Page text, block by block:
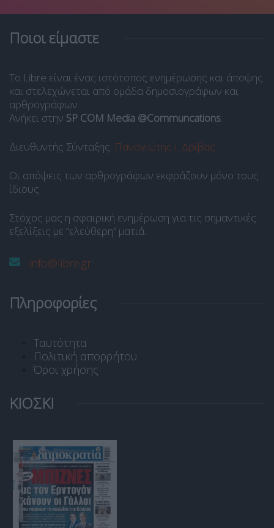
Ποιοι είμαστε
Το Libre είναι ένας ιστότοπος ενημέρωσης και άποψης
και στελεχώνεται από ομάδα δημοσιογράφων και
αρθρογράφων.
Ανήκει στην SP COM Media @Communcations.
Διευθυντής Σύνταξης: Παναγιώτης Ι. Δρίβας.
Οι απόψεις των αρθρογράφων εκφράζουν μόνο τους
ίδιους.
Στόχος μας η σφαιρική ενημέρωση για τις σημαντικές
εξελίξεις με “ελεύθερη” ματιά.
info@libre.gr
Πληροφορίες
Ταυτότητα
Πολιτική απορρήτου
Όροι χρήσης
ΚΙΟΣΚΙ